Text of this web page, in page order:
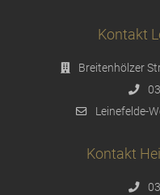
Kontakt
Breitenhölzer
Leinefelde-
Kontakt